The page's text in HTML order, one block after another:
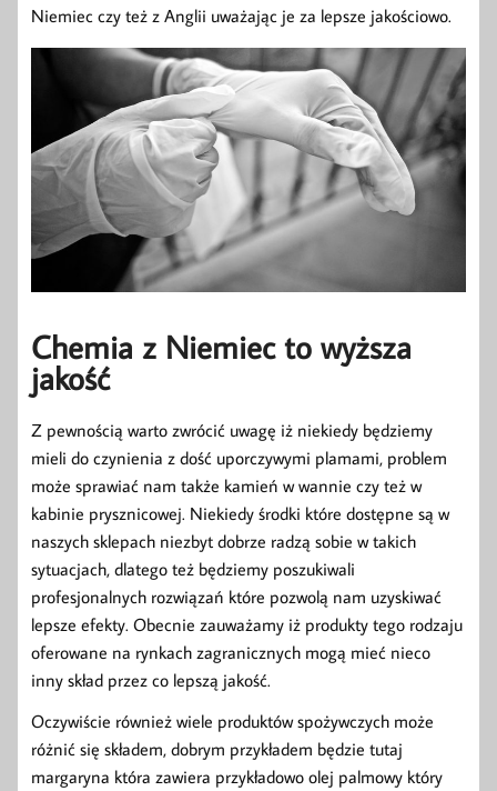
Niemiec czy też z Anglii uważając je za lepsze jakościowo.
Chemia z Niemiec to wyższa
jakość
Z pewnością warto zwrócić uwagę iż niekiedy będziemy
mieli do czynienia z dość uporczywymi plamami, problem
może sprawiać nam także kamień w wannie czy też w
kabinie prysznicowej. Niekiedy środki które dostępne są w
naszych sklepach niezbyt dobrze radzą sobie w takich
sytuacjach, dlatego też będziemy poszukiwali
profesjonalnych rozwiązań które pozwolą nam uzyskiwać
lepsze efekty. Obecnie zauważamy iż produkty tego rodzaju
oferowane na rynkach zagranicznych mogą mieć nieco
inny skład przez co lepszą jakość.
Oczywiście również wiele produktów spożywczych może
różnić się składem, dobrym przykładem będzie tutaj
margaryna która zawiera przykładowo olej palmowy który